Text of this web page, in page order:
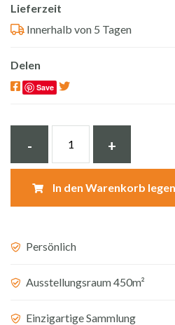
Lieferzeit
Innerhalb von 5 Tagen
Delen
Save
-
BE-
B
+
In den Warenkorb legen
Persönlich
Ausstellungsraum 450m²
Einzigartige Sammlung